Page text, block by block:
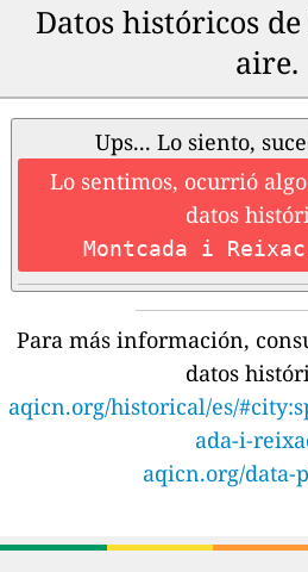
Datos históricos
aire.
Ups... Lo siento,
Lo sentimos, ocurrió
datos
Montcada i
Para más información,
datos
aqicn.org/historical/es/
ada-i-
aqicn.org/data-